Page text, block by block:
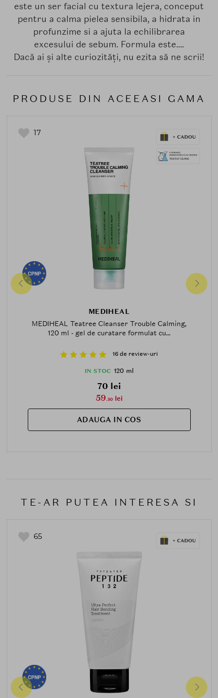
este un ser facial cu textura lejera, conceput
pentru a calma pielea sensibila, a hidrata in
profunzime si a ajuta la echilibrarea
excesului de sebum. Formula este....
Dacă ai și alte curiozități, nu ezita să ne scrii!
PRODUSE DIN ACEEASI GAMA
17
MEDIHEAL
MEDIHEAL Teatree Cleanser Trouble Calming,
120 ml - gel de curatare formulat cu...
16 de review-uri
IN STOC 120 ml
70 lei
59.50lei
ADAUGA IN COS
TE-AR PUTEA INTERESA SI
65